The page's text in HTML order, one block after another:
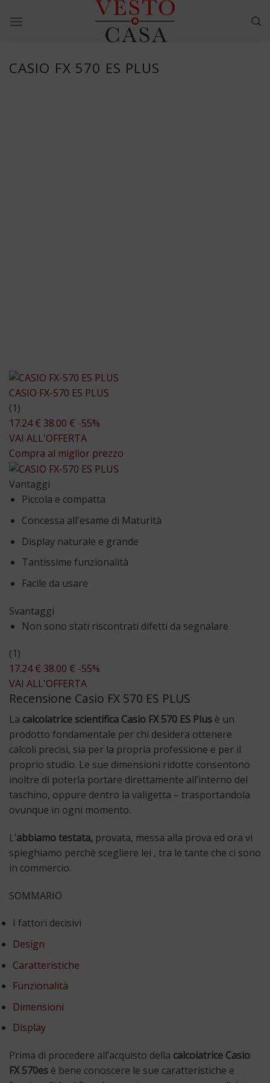
CASIO FX 570 ES PLUS
CASIO FX-570 ES PLUS
(1)
17.24 € 38.00 € -55%
VAI ALL'OFFERTA
Compra al miglior prezzo
Vantaggi
Piccola e compatta
Concessa all'esame di Maturità
Display naturale e grande
Tantissime funzionalità
Facile da usare
Svantaggi
Non sono stati riscontrati difetti da segnalare
(1)
17.24 € 38.00 € -55%
VAI ALL'OFFERTA
Recensione Casio FX 570 ES PLUS
La calcolatrice scientifica Casio FX 570 ES Plus è un
prodotto fondamentale per chi desidera ottenere
calcoli precisi, sia per la propria professione e per il
proprio studio. Le sue dimensioni ridotte consentono
inoltre di poterla portare direttamente all’interno del
taschino, oppure dentro la valigetta – trasportandola
ovunque in ogni momento.
L’abbiamo testata, provata, messa alla prova ed ora vi
spieghiamo perchè scegliere lei , tra le tante che ci sono
in commercio.
SOMMARIO
I fattori decisivi
Design
Caratteristiche
Funzionalità
Dimensioni
Display
Prima di procedere all’acquisto della calcolatrice Casio
FX 570es è bene conoscere le sue caratteristiche e